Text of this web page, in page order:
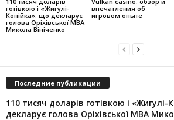
готівкою і «Жигулі-
Копійка»: що декларує
голова Оріхівської МВА
Микола Вініченко
впечатления об
игровом опыте
Последние публикации
110 тисяч доларів готівкою і «Жигулі-
декларує голова Оріхівської МВА